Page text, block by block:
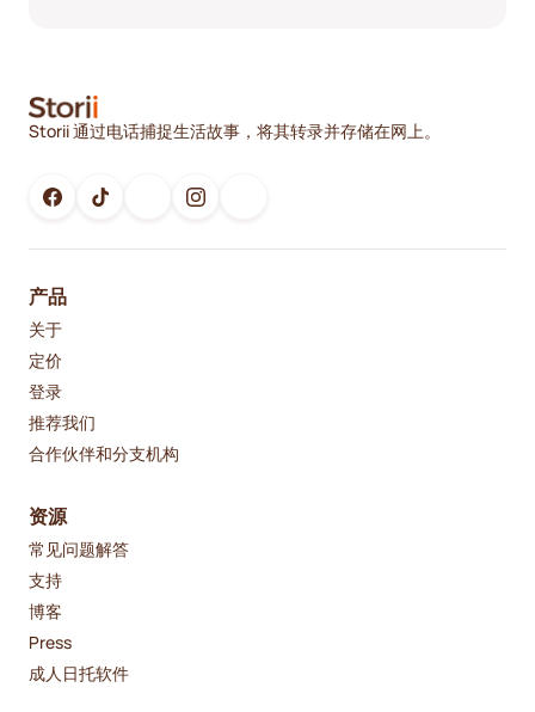
Storii 通过电话捕捉生活故事，将其转录并存储在网上。
产品
关于
定价
登录
推荐我们
合作伙伴和分支机构
资源
常见问题解答
支持
博客
Press
成人日托软件